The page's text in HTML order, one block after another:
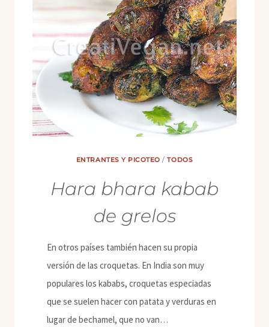
ENTRANTES Y PICOTEO /TODOS
Hara bhara kabab
de grelos
En otros países también hacen su propia
versión de las croquetas. En India son muy
populares los kababs, croquetas especiadas
que se suelen hacer con patata y verduras en
lugar de bechamel, que no van…